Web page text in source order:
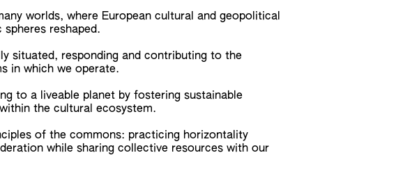
worlds, where European cultural and geopolitical
reshaped.
situated, responding and contributing to the
in which we operate.
to a liveable planet by fostering sustainable
the cultural ecosystem.
of the commons: practicing horizontality
while sharing collective resources with our